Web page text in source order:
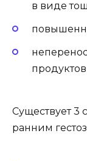
в виде
Существует 3
ранним